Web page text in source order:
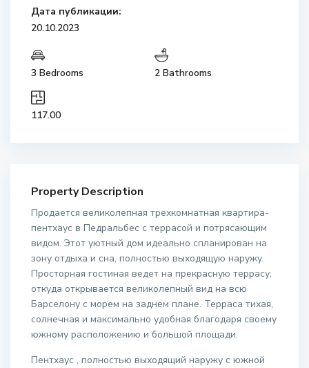
Дата публикации:
20.10.2023
3 Bedrooms 2 Bathrooms
117.00
Property Description
Продается великолепная трехкомнатная квартира-
пентхаус в Педральбес с террасой и потрясающим
видом. Этот уютный дом идеально спланирован на
зону отдыха и сна, полностью выходящую наружу.
Просторная гостиная ведет на прекрасную террасу,
откуда открывается великолепный вид на всю
Барселону с морем на заднем плане. Терраса тихая,
солнечная и максимально удобная благодаря своему
южному расположению и большой площади.
Пентхаус , полностью выходящий наружу с южной